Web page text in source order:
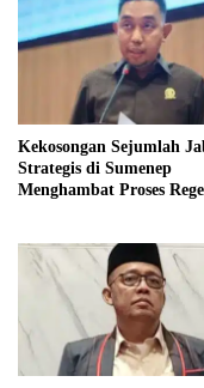
Kekosongan Sejumlah
Strategis di Sumenep
Menghambat Proses